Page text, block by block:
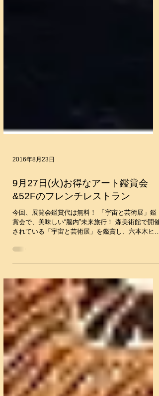
2016年8月23日
9月27日(火)お得なアート鑑賞会
&52Fのフレンチレストラン
今回、展覧会鑑賞代は無料！ 「宇宙と芸術展」鑑
賞会で、美味しい“脳内”未来旅行！ 森美術館で開催
ズ 森タワー52階の「パノラマビュー×アート×食」
をコンセプトにしたレストラン、Museum
Restaurant THE...